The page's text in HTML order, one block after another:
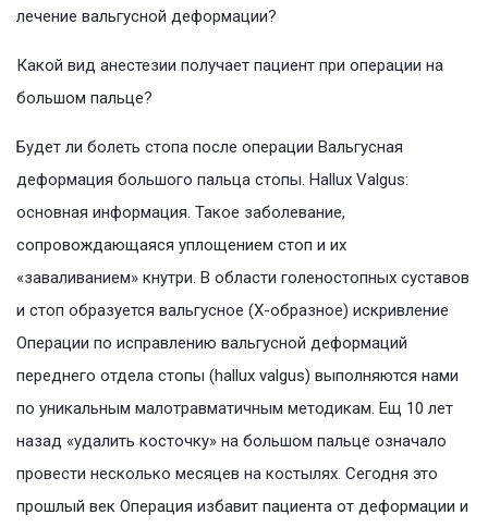
лечение вальгусной деформации?
Какой вид анестезии получает пациент при операции на
большом пальце?
Будет ли болеть стопа после операции Вальгусная
деформация большого пальца стопы. Hallux Valgus:
основная информация. Такое заболевание,
сопровождающаяся уплощением стоп и их
«заваливанием» кнутри. В области голеностопных суставов
и стоп образуется вальгусное (Х-образное) искривление
Операции по исправлению вальгусной деформаций
переднего отдела стопы (hallux valgus) выполняются нами
по уникальным малотравматичным методикам. Ещ 10 лет
назад «удалить косточку» на большом пальце означало
провести несколько месяцев на костылях. Сегодня это
прошлый век Операция избавит пациента от деформации и